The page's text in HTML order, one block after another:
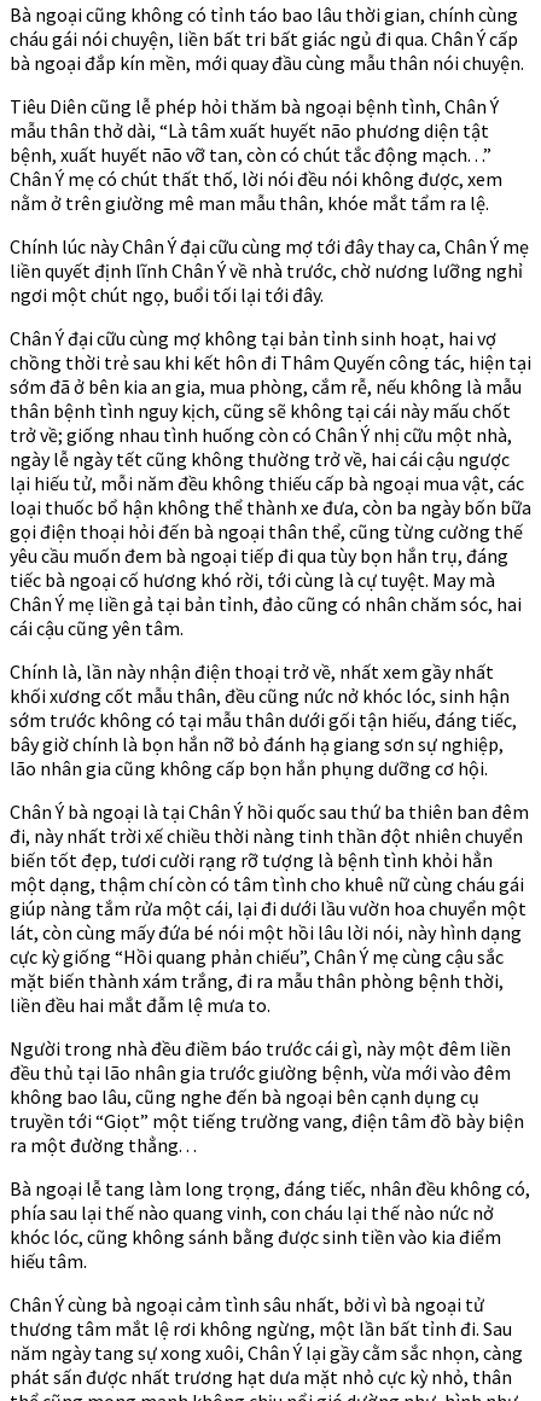
Bà ngoại cũng không có tỉnh táo bao lâu thời gian, chính cùng
cháu gái nói chuyện, liền bất tri bất giác ngủ đi qua. Chân Ý cấp
bà ngoại đắp kín mền, mới quay đầu cùng mẫu thân nói chuyện.
Tiêu Diên cũng lễ phép hỏi thăm bà ngoại bệnh tình, Chân Ý
mẫu thân thở dài, “Là tâm xuất huyết não phương diện tật
bệnh, xuất huyết não vỡ tan, còn có chút tắc động mạch. . .”
Chân Ý mẹ có chút thất thố, lời nói đều nói không được, xem
nằm ở trên giường mê man mẫu thân, khóe mắt tẩm ra lệ.
Chính lúc này Chân Ý đại cữu cùng mợ tới đây thay ca, Chân Ý mẹ
liền quyết định lĩnh Chân Ý về nhà trước, chờ nương lưỡng nghỉ
ngơi một chút ngọ, buổi tối lại tới đây.
Chân Ý đại cữu cùng mợ không tại bản tỉnh sinh hoạt, hai vợ
chồng thời trẻ sau khi kết hôn đi Thâm Quyến công tác, hiện tại
sớm đã ở bên kia an gia, mua phòng, cắm rễ, nếu không là mẫu
thân bệnh tình nguy kịch, cũng sẽ không tại cái này mấu chốt
trở về; giống nhau tình huống còn có Chân Ý nhị cữu một nhà,
ngày lễ ngày tết cũng không thường trở về, hai cái cậu ngược
lại hiếu tử, mỗi năm đều không thiếu cấp bà ngoại mua vật, các
loại thuốc bổ hận không thể thành xe đưa, còn ba ngày bốn bữa
gọi điện thoại hỏi đến bà ngoại thân thể, cũng từng cường thế
yêu cầu muốn đem bà ngoại tiếp đi qua tùy bọn hắn trụ, đáng
tiếc bà ngoại cố hương khó rời, tới cùng là cự tuyệt. May mà
Chân Ý mẹ liền gả tại bản tỉnh, đảo cũng có nhân chăm sóc, hai
cái cậu cũng yên tâm.
Chính là, lần này nhận điện thoại trở về, nhất xem gầy nhất
khối xương cốt mẫu thân, đều cũng nức nở khóc lóc, sinh hận
sớm trước không có tại mẫu thân dưới gối tận hiếu, đáng tiếc,
bây giờ chính là bọn hắn nỡ bỏ đánh hạ giang sơn sự nghiệp,
lão nhân gia cũng không cấp bọn hắn phụng dưỡng cơ hội.
Chân Ý bà ngoại là tại Chân Ý hồi quốc sau thứ ba thiên ban đêm
đi, này nhất trời xế chiều thời nàng tinh thần đột nhiên chuyển
biến tốt đẹp, tươi cười rạng rỡ tượng là bệnh tình khỏi hẳn
một dạng, thậm chí còn có tâm tình cho khuê nữ cùng cháu gái
giúp nàng tắm rửa một cái, lại đi dưới lầu vườn hoa chuyển một
lát, còn cùng mấy đứa bé nói một hồi lâu lời nói, này hình dạng
cực kỳ giống “Hồi quang phản chiếu”, Chân Ý mẹ cùng cậu sắc
mặt biến thành xám trắng, đi ra mẫu thân phòng bệnh thời,
liền đều hai mắt đẫm lệ mưa to.
Người trong nhà đều điềm báo trước cái gì, này một đêm liền
đều thủ tại lão nhân gia trước giường bệnh, vừa mới vào đêm
không bao lâu, cũng nghe đến bà ngoại bên cạnh dụng cụ
truyền tới “Giọt” một tiếng trường vang, điện tâm đồ bày biện
ra một đường thẳng. . .
Bà ngoại lễ tang làm long trọng, đáng tiếc, nhân đều không có,
phía sau lại thế nào quang vinh, con cháu lại thế nào nức nở
khóc lóc, cũng không sánh bằng được sinh tiền vào kia điểm
hiếu tâm.
Chân Ý cùng bà ngoại cảm tình sâu nhất, bởi vì bà ngoại tử
thương tâm mắt lệ rơi không ngừng, một lần bất tỉnh đi. Sau
năm ngày tang sự xong xuôi, Chân Ý lại gầy cằm sắc nhọn, càng
phát sấn được nhất trương hạt dưa mặt nhỏ cực kỳ nhỏ, thân